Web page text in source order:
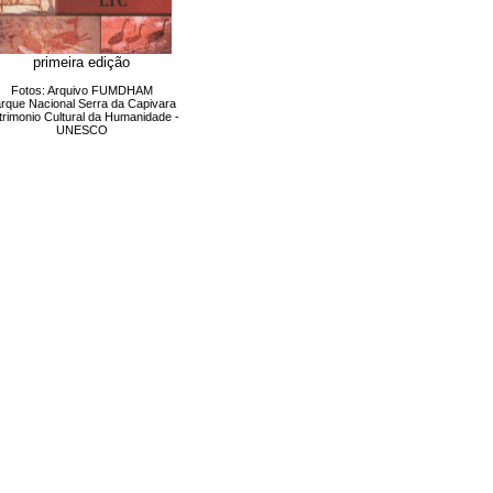
primeira edição
Fotos: Arquivo FUMDHAM
Nacional Serra da Capivara
Cultural da Humanidade -
UNESCO